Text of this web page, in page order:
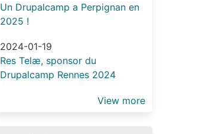
Un Drupalcamp a Perpignan en
2025 !
2024-01-19
Res Telæ, sponsor du
Drupalcamp Rennes 2024
View more